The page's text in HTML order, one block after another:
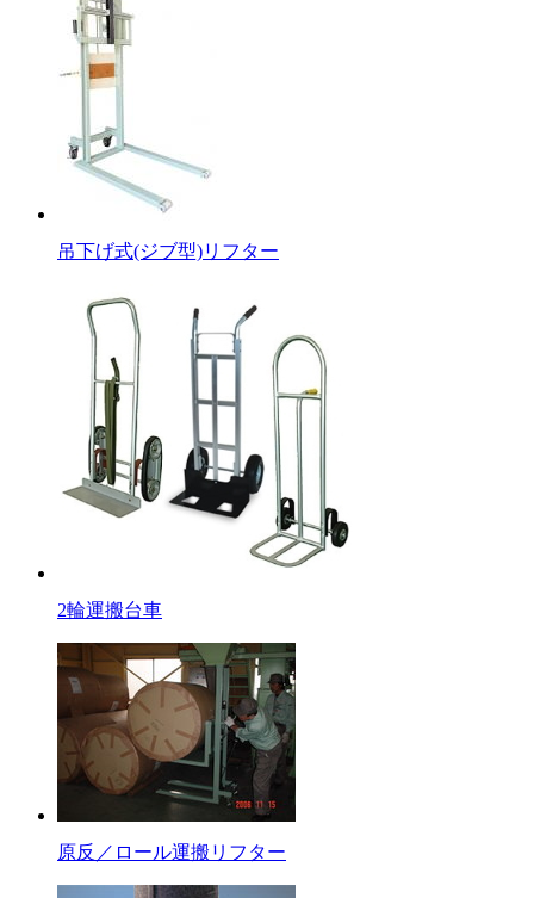
吊下げ式(ジブ型)リフター
2輪運搬台車
原反／ロール運搬リフター